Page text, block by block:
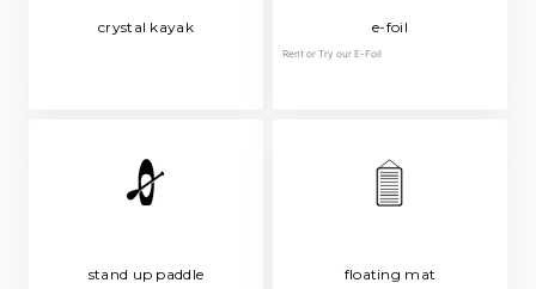
crystal kayak e-foil
Rent or Try our E-Foil
stand up paddle floating mat